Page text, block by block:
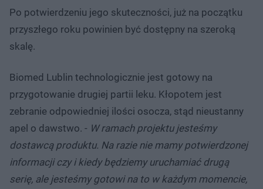
Po potwierdzeniu jego skuteczności, już na początku
przyszłego roku powinien być dostępny na szeroką
skalę.
Biomed Lublin technologicznie jest gotowy na
przygotowanie drugiej partii leku. Kłopotem jest
zebranie odpowiedniej ilości osocza, stąd nieustanny
apel o dawstwo. - W ramach projektu jesteśmy
dostawcą produktu. Na razie nie mamy potwierdzonej
informacji czy i kiedy będziemy uruchamiać drugą
serię, ale jesteśmy gotowi na to w każdym momencie,